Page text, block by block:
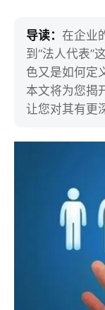
导读：在企业
到“法人代表”
色又是如何定
本文将为您揭
让您对其有更